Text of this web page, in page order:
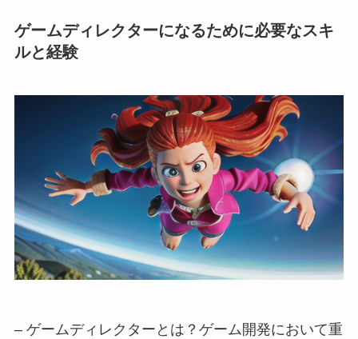
ゲームディレクターになるために必要なスキ
ルと経験
– ゲームディレクターとは？ゲーム開発において重